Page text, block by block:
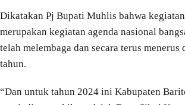
Dikatakan Pj Bupati Muhlis bahwa
merupakan kegiatan agenda nasional
telah melembaga dan secara terus menerus
tahun.
“Dan untuk tahun 2024 ini Kabupaten